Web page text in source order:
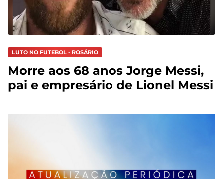
LUTO NO FUTEBOL - ROSÁRIO
Morre aos 68 anos Jorge Messi,
pai e empresário de Lionel Messi